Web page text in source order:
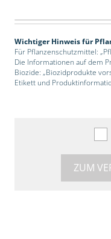
Wichtiger Hinweis für
Für Pflanzenschutzmittel:
Die Informationen auf dem
Biozide: „Biozidprodukte
Etikett und
ZUM